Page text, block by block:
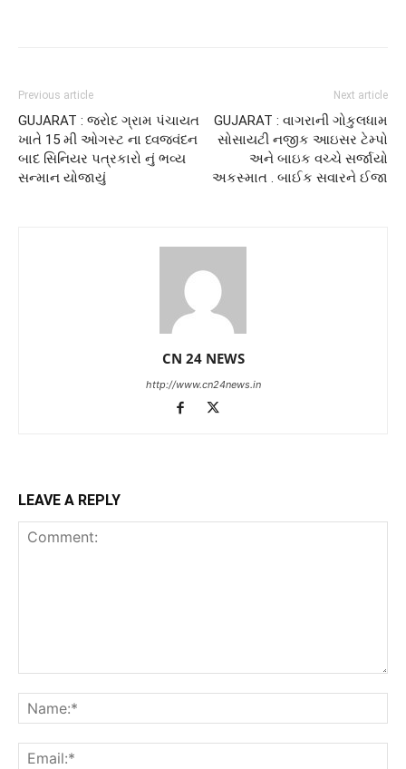
Previous article
GUJARAT : જરોદ ગ્રામ પંચાયત
ખાતે 15 મી ઓગસ્ટ ના ધ્વજવંદન
બાદ સિનિયર પત્રકારો નું ભવ્ય
સન્માન યોજાયું
Next article
GUJARAT : વાગરાની ગોકુલધામ
સોસાયટી નજીક આઇસર ટેમ્પો
અને બાઇક વચ્ચે સર્જાયો
અકસ્માત . બાઈક સવારને ઈજા
CN 24 NEWS
http://www.cn24news.in
LEAVE A REPLY